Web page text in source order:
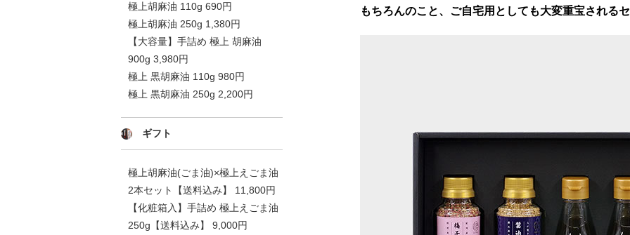
もちろんのこと、ご自宅用としても大変重宝される
極上胡麻油 110g 690円
極上胡麻油 250g 1,380円
【大容量】手詰め 極上 胡麻油
900g 3,980円
極上 黒胡麻油 110g 980円
極上 黒胡麻油 250g 2,200円
ギフト
極上胡麻油(ごま油)×極上えごま油
2本セット【送料込み】 11,800円
【化粧箱入】手詰め 極上えごま油
250g【送料込み】 9,000円